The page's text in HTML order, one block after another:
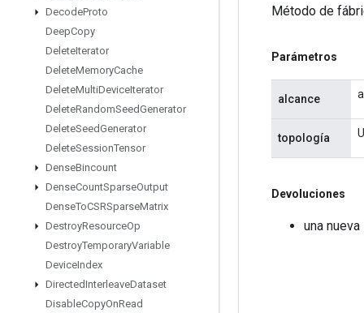
DecodeProto
DeepCopy
DeleteIterator
DeleteMemoryCache
DeleteMultiDeviceIterator
DeleteRandomSeedGenerator
DeleteSeedGenerator
DeleteSessionTensor
DenseBincount
DenseCountSparseOutput
DenseToCSRSparseMatrix
DestroyResourceOp
DestroyTemporaryVariable
DeviceIndex
DirectedInterleaveDataset
DisableCopyOnRead
Método de
Parámetros
alcance
topología
Devoluciones
una